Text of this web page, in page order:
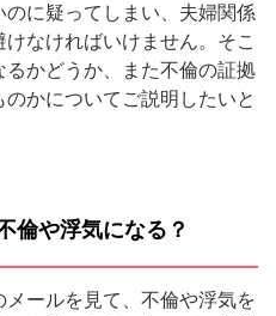
に疑ってしまい、夫婦関係
なければいけません。そこ
かどうか、また不倫の証拠
かについてご説明したいと
倫や浮気になる？
ールを見て、不倫や浮気を